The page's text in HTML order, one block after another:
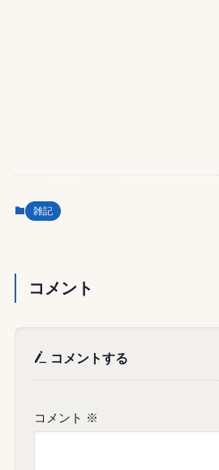
雑記
コメント
コメントする
コメント ※